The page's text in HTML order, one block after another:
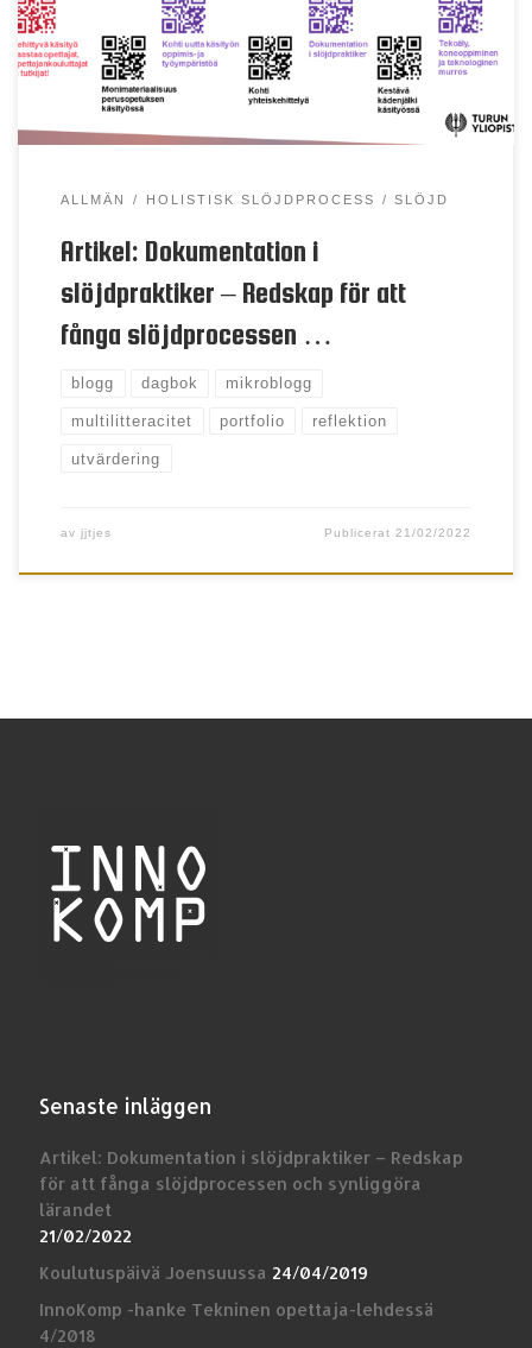
slöjdämnet genom ökat fokus på dokumentation av
den multimodala verksamheten. Detta föranleder
ett nytänkande och en utveckling av den
dokumentationstradition som historiskt funnits inom
[…]
ALLMÄN HOLISTISK SLÖJDPROCESS SLÖJD
Artikel: Dokumentation i
slöjdpraktiker – Redskap för att
fånga slöjdprocessen …
blogg dagbok mikroblogg
multilitteracitet portfolio reflektion
utvärdering
av jjtjes Publicerat21/02/2022
Senaste inläggen
Artikel: Dokumentation i slöjdpraktiker – Redskap
för att fånga slöjdprocessen och synliggöra
lärandet
21/02/2022
Koulutuspäivä Joensuussa 24/04/2019
InnoKomp -hanke Tekninen opettaja-lehdessä
4/2018